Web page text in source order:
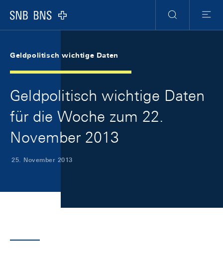
Logo
Suche
Menu
Geldpolitisch wichtige Daten
Geldpolitisch wichtige Daten
für die Woche zum 22.
November 2013
25. November 2013